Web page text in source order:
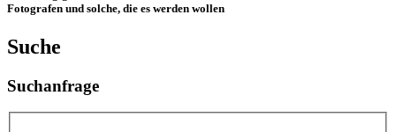
Fotografen und solche, die es werden wollen
Suche
Suchanfrage